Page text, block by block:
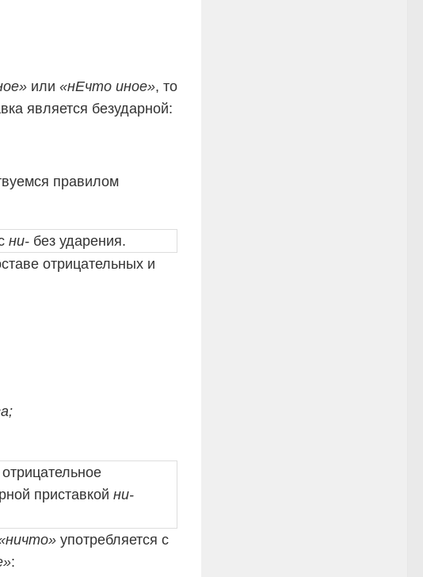
или «нЕчто иное», то
является безударной:
правилом
ни- без ударения.
отрицательных и
приставкой ни-
употребляется с
: